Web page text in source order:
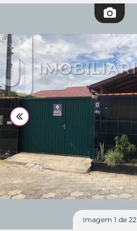
Quem Somos
Contato
Fale Conosco 48 3364-0079
Plantão 48 99842-0500
Divulgue seu imóvel
Imagem 1 de 22